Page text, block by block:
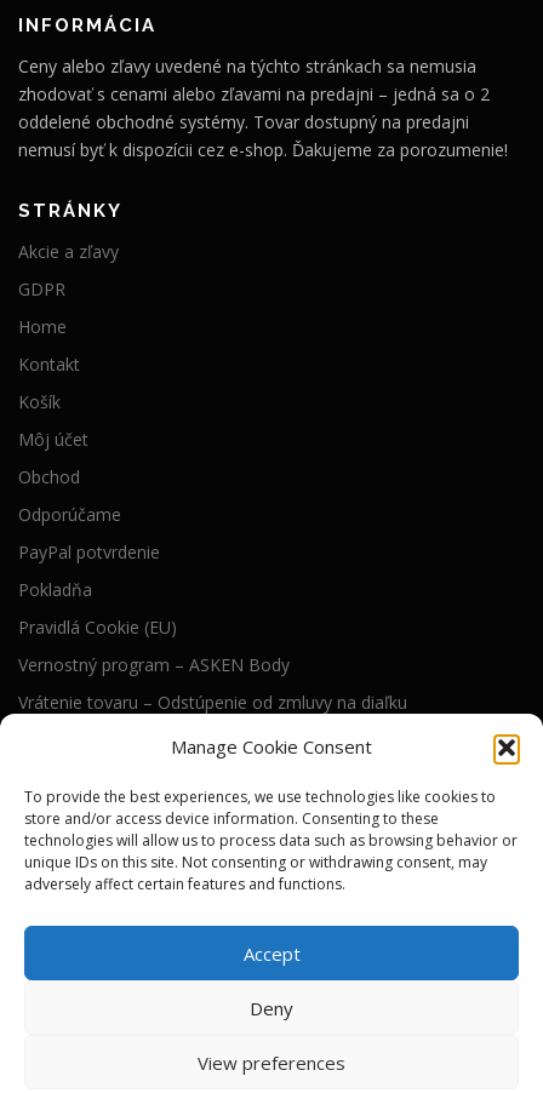
Manage Cookie Consent
To provide the best experiences, we use technologies like cookies to
store and/or access device information. Consenting to these
technologies will allow us to process data such as browsing behavior or
unique IDs on this site. Not consenting or withdrawing consent, may
adversely affect certain features and functions.
Accept
Deny
View preferences
INFORMÁCIA
Ceny alebo zľavy uvedené na týchto stránkach sa nemusia
zhodovať s cenami alebo zľavami na predajni – jedná sa o 2
oddelené obchodné systémy. Tovar dostupný na predajni
nemusí byť k dispozícii cez e-shop. Ďakujeme za porozumenie!
STRÁNKY
Akcie a zľavy
GDPR
Home
Kontakt
Košík
Môj účet
Obchod
Odporúčame
PayPal potvrdenie
Pokladňa
Pravidlá Cookie (EU)
Vernostný program – ASKEN Body
Vrátenie tovaru – Odstúpenie od zmluvy na diaľku
Všeobecné obchodné podmienky
RIEŠENIE WEB STRÁNKY
Technické riešenie tejto web stránky dodáva
)i( s.r.o.
River Media s.r.o.
Autorské práva © 2026 ASKEN tools